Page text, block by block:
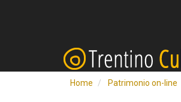
Home Patrimonio on-line